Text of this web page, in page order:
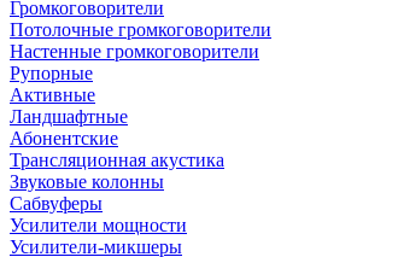
Громкоговорители
Потолочные громкоговорители
Настенные громкоговорители
Рупорные
Активные
Ландшафтные
Абонентские
Трансляционная акустика
Звуковые колонны
Сабвуферы
Усилители мощности
Усилители-микшеры